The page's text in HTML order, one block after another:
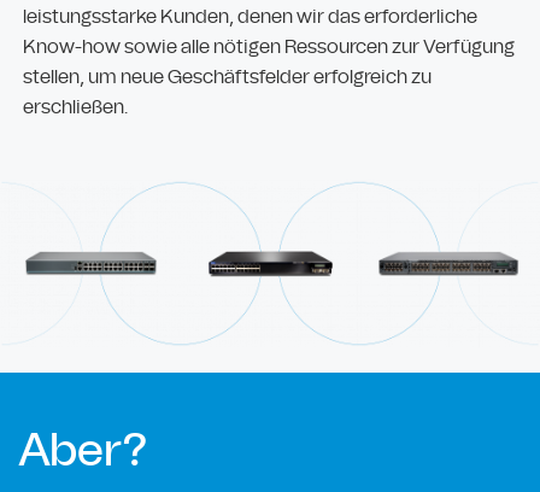
leistungsstarke Kunden, denen wir das erforderliche
Know-how sowie alle nötigen Ressourcen zur Verfügung
stellen, um neue Geschäftsfelder erfolgreich zu
erschließen.
Aber?